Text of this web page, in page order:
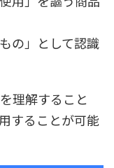
の」として認識
理解すること
することが可能